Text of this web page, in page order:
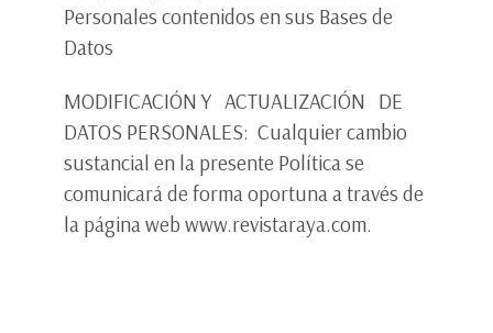
Personales contenidos en sus Bases de
Datos
MODIFICACIÓN Y ACTUALIZACIÓN DE
DATOS PERSONALES: Cualquier cambio
sustancial en la presente Política se
comunicará de forma oportuna a través de
la página web www.revistaraya.com.